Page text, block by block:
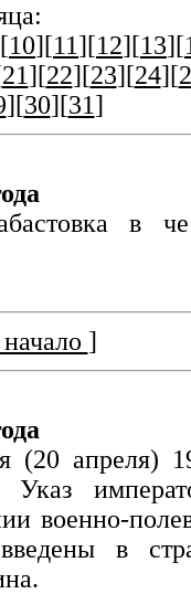
10][11][12][13][
21][22][23][24][
][30][31]
в
]
(20 апреля)
военно-
в